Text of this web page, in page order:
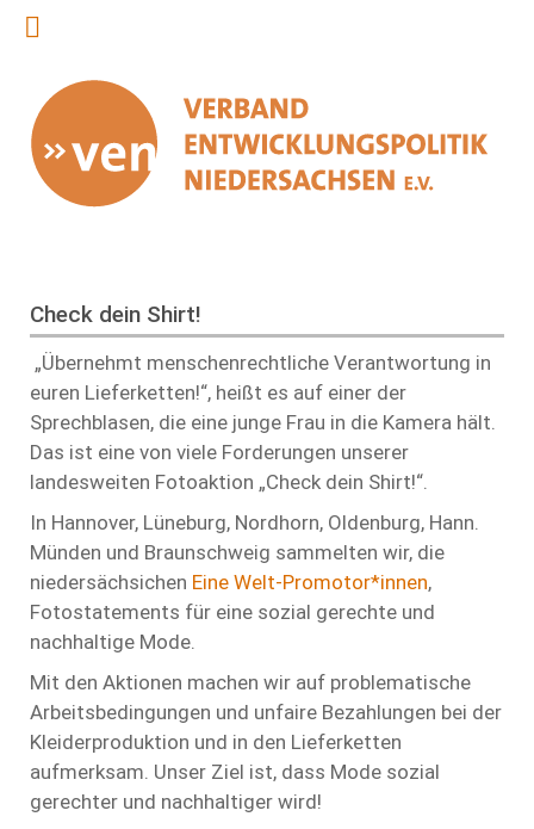
Check dein Shirt!
„Übernehmt menschenrechtliche Verantwortung in
euren Lieferketten!“, heißt es auf einer der
Sprechblasen, die eine junge Frau in die Kamera hält.
Das ist eine von viele Forderungen unserer
landesweiten Fotoaktion „Check dein Shirt!“.
In Hannover, Lüneburg, Nordhorn, Oldenburg, Hann.
Münden und Braunschweig sammelten wir, die
niedersächsichen Eine Welt-Promotor*innen,
Fotostatements für eine sozial gerechte und
nachhaltige Mode.
Mit den Aktionen machen wir auf problematische
Arbeitsbedingungen und unfaire Bezahlungen bei der
Kleiderproduktion und in den Lieferketten
aufmerksam. Unser Ziel ist, dass Mode sozial
gerechter und nachhaltiger wird!